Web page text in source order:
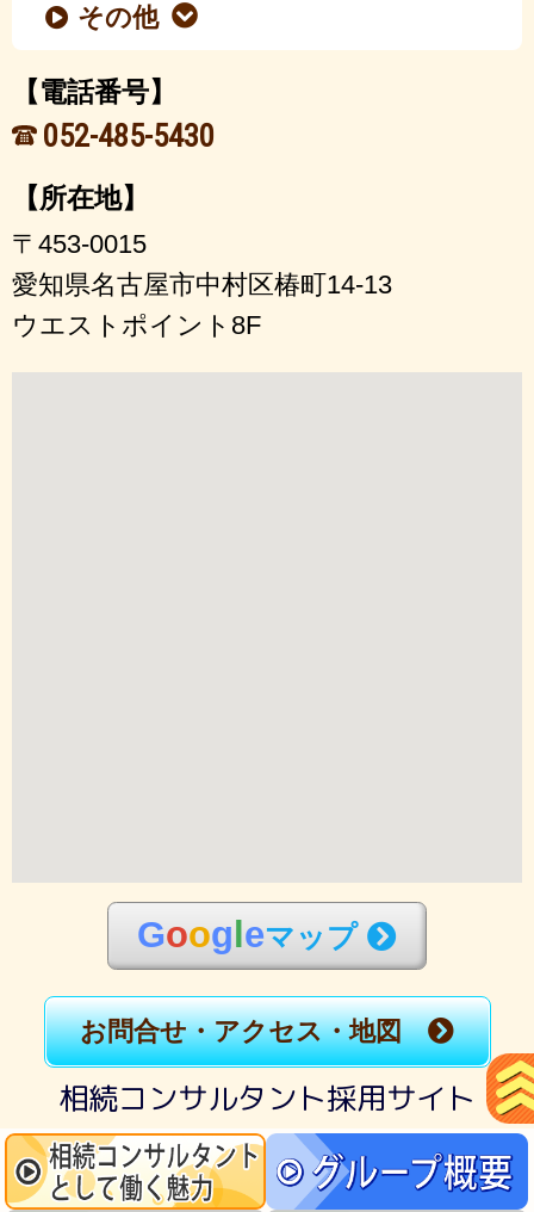
その他
【電話番号】
052-485-5430
【所在地】
〒453-0015
愛知県名古屋市中村区椿町14-13
ウエストポイント8F
Googleマップ
お問合せ・アクセス・地図
相続コンサルタント採用サイト